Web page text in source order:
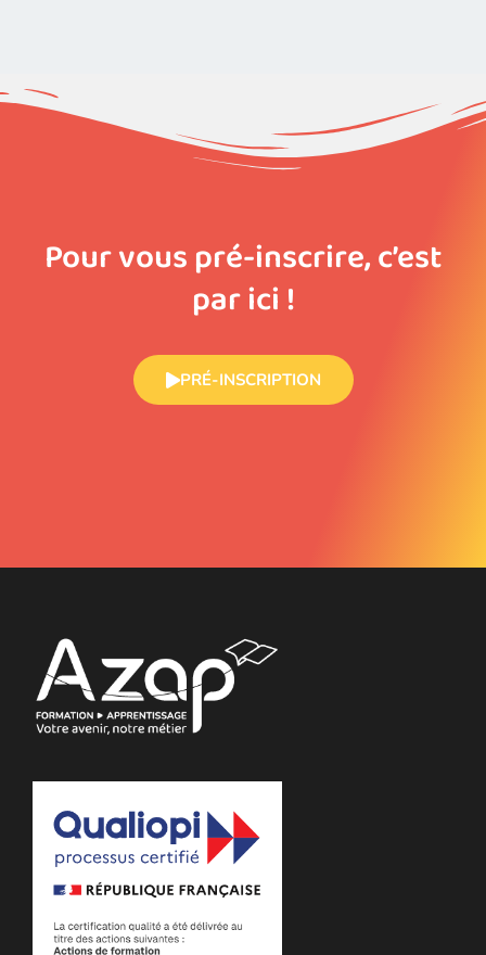
Pour vous pré-inscrire, c’est
par ici !
PRÉ-INSCRIPTION